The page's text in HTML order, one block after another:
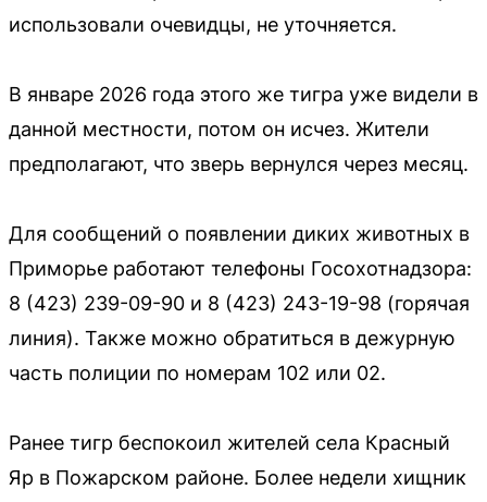
использовали очевидцы, не уточняется.
В январе 2026 года этого же тигра уже видели в
данной местности, потом он исчез. Жители
предполагают, что зверь вернулся через месяц.
Для сообщений о появлении диких животных в
Приморье работают телефоны Госохотнадзора:
8 (423) 239-09-90 и 8 (423) 243-19-98 (горячая
линия). Также можно обратиться в дежурную
часть полиции по номерам 102 или 02.
Ранее тигр беспокоил жителей села Красный
Яр в Пожарском районе. Более недели хищник